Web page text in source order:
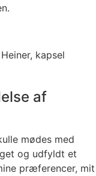
af
mødes med
og udfyldt et
præferencer, mit